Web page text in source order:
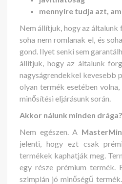
mennyire tudja azt,
Nem állítjuk, hogy az
soha nem romlanak el, és
gond. Ilyet senki sem
állítjuk, hogy az általunk
nagyságrendekkel kevesebb
olyan termék esetében
minősítési eljárásunk során.
Akkor nálunk minden drága?
Nem egészen. A
jelenti, hogy ezt csak
termékek kaphatják meg.
egy része prémium termék.
szimplán jó minőségű